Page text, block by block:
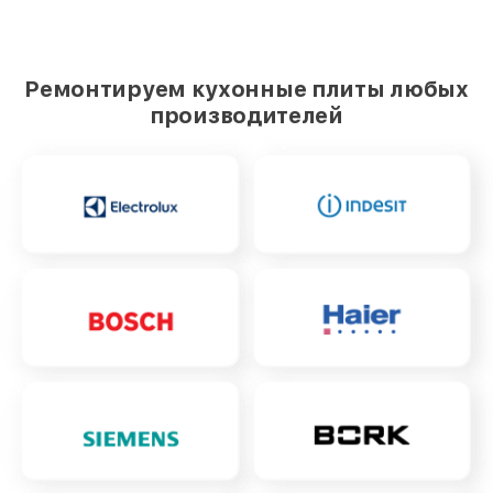
Ремонтируем кухонные плиты любых
производителей